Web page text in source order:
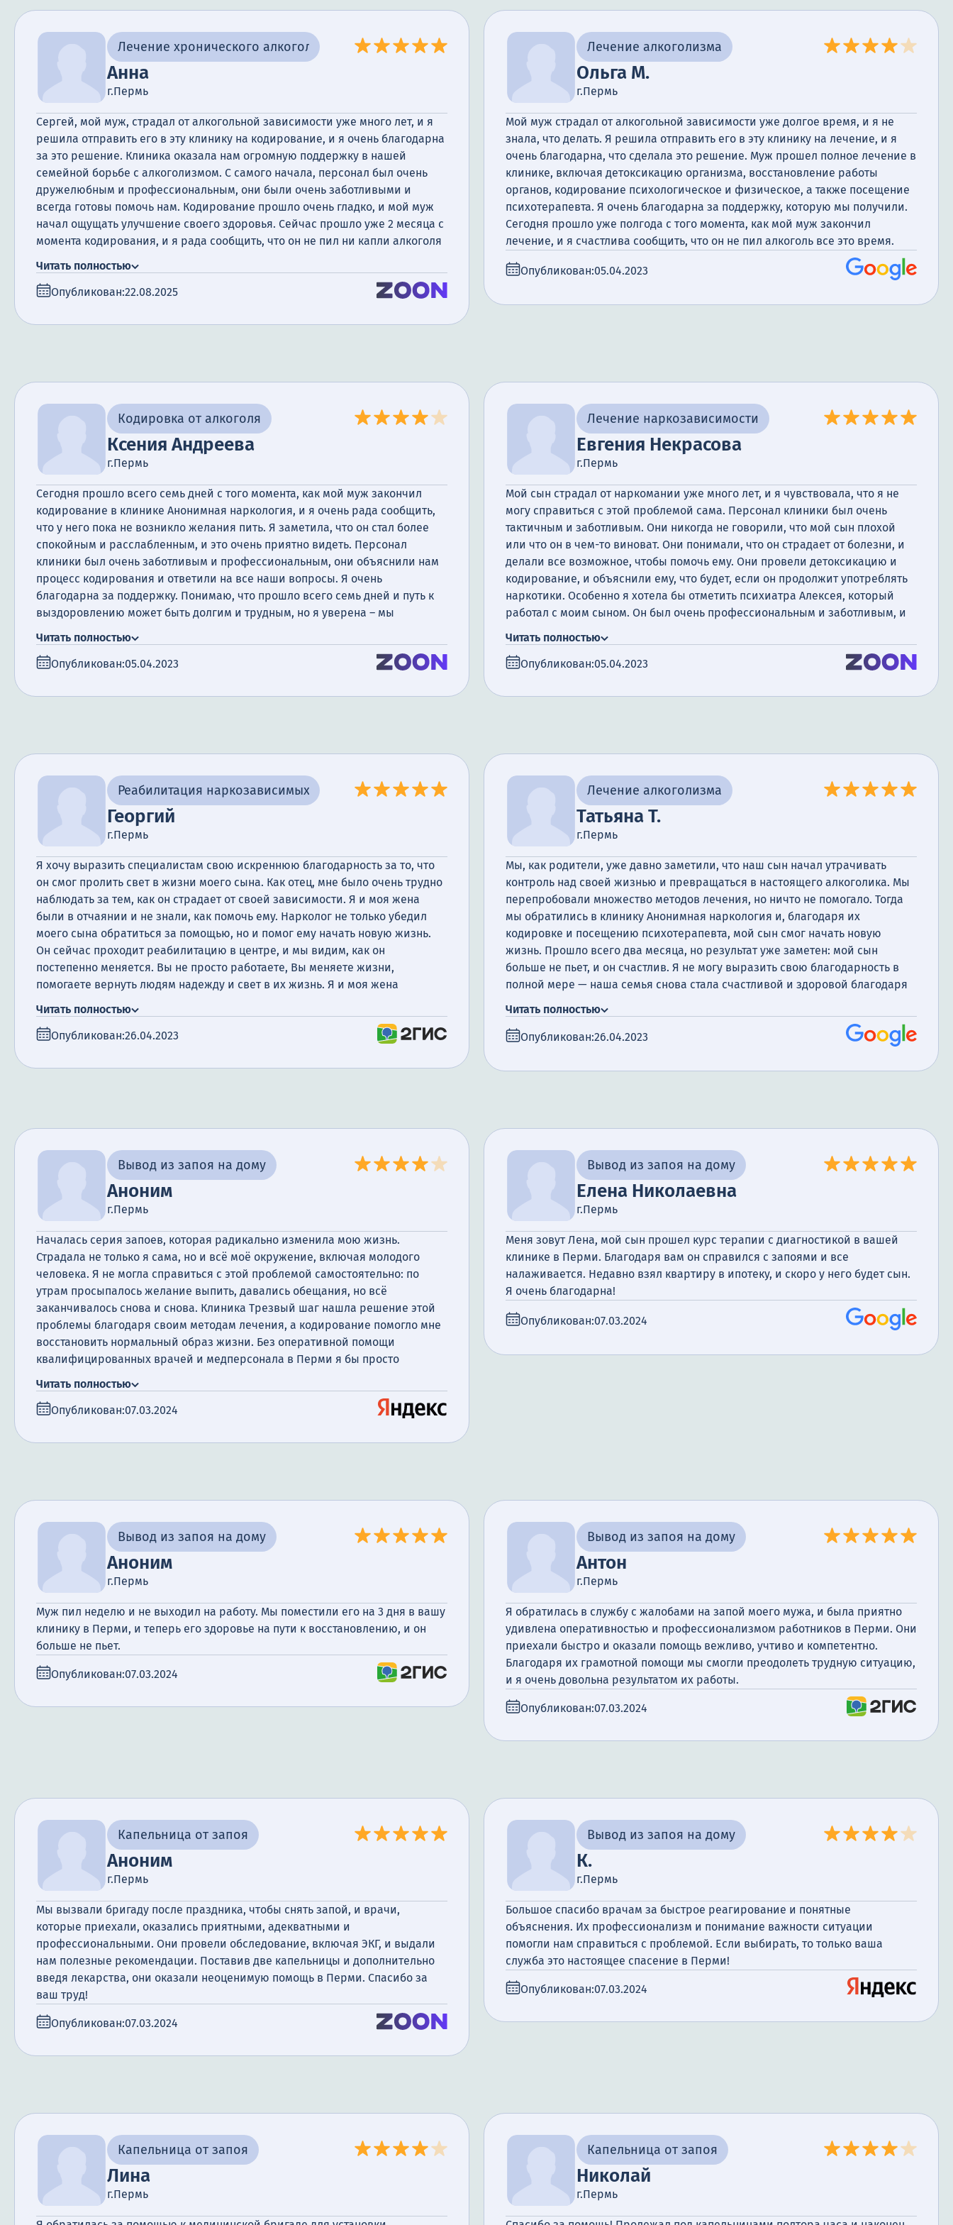
Лечение хронического алкоголизма
Анна
г.Пермь
Сергей, мой муж, страдал от алкогольной зависимости уже много лет, и я
решила отправить его в эту клинику на кодирование, и я очень благодарна
за это решение. Клиника оказала нам огромную поддержку в нашей
семейной борьбе с алкоголизмом. С самого начала, персонал был очень
дружелюбным и профессиональным, они были очень заботливыми и
всегда готовы помочь нам. Кодирование прошло очень гладко, и мой муж
начал ощущать улучшение своего здоровья. Сейчас прошло уже 2 месяца с
момента кодирования, и я рада сообщить, что он не пил ни капли алкоголя
только помогла моему мужу избавиться от зависимости, но и обеспечила
нам поддержку на всем пути к выздоровлению. Я очень благодарна всему
алкоголизма в своей жизни.
Читать полностью
Опубликован:22.08.2025
Лечение алкоголизма
Ольга М.
г.Пермь
Мой муж страдал от алкогольной зависимости уже долгое время, и я не
знала, что делать. Я решила отправить его в эту клинику на лечение, и я
очень благодарна, что сделала это решение. Муж прошел полное лечение в
клинике, включая детоксикацию организма, восстановление работы
органов, кодирование психологическое и физическое, а также посещение
психотерапевта. Я очень благодарна за поддержку, которую мы получили.
Сегодня прошло уже полгода с того момента, как мой муж закончил
лечение, и я счастлива сообщить, что он не пил алкоголь все это время.
Опубликован:05.04.2023
Кодировка от алкоголя
Ксения Андреева
г.Пермь
Сегодня прошло всего семь дней с того момента, как мой муж закончил
кодирование в клинике Анонимная наркология, и я очень рада сообщить,
что у него пока не возникло желания пить. Я заметила, что он стал более
спокойным и расслабленным, и это очень приятно видеть. Персонал
клиники был очень заботливым и профессиональным, они объяснили нам
процесс кодирования и ответили на все наши вопросы. Я очень
благодарна за поддержку. Понимаю, что прошло всего семь дней и путь к
выздоровлению может быть долгим и трудным, но я уверена – мы
Читать полностью
Опубликован:05.04.2023
Лечение наркозависимости
Евгения Некрасова
г.Пермь
Мой сын страдал от наркомании уже много лет, и я чувствовала, что я не
могу справиться с этой проблемой сама. Персонал клиники был очень
тактичным и заботливым. Они никогда не говорили, что мой сын плохой
или что он в чем-то виноват. Они понимали, что он страдает от болезни, и
делали все возможное, чтобы помочь ему. Они провели детоксикацию и
кодирование, и объяснили ему, что будет, если он продолжит употреблять
наркотики. Особенно я хотела бы отметить психиатра Алексея, который
работал с моим сыном. Он был очень профессиональным и заботливым, и
выздоровления, и я невероятно счастлива. Я вижу, что он решительный в
своем поведении и словах, и знаю, что это благодаря помощи и поддержке
Читать полностью
Опубликован:05.04.2023
Реабилитация наркозависимых
Георгий
г.Пермь
Я хочу выразить специалистам свою искреннюю благодарность за то, что
он смог пролить свет в жизни моего сына. Как отец, мне было очень трудно
наблюдать за тем, как он страдает от своей зависимости. Я и моя жена
были в отчаянии и не знали, как помочь ему. Нарколог не только убедил
моего сына обратиться за помощью, но и помог ему начать новую жизнь.
Он сейчас проходит реабилитацию в центре, и мы видим, как он
постепенно меняется. Вы не просто работаете, Вы меняете жизни,
помогаете вернуть людям надежду и свет в их жизнь. Я и моя жена
Читать полностью
Опубликован:26.04.2023
Лечение алкоголизма
Татьяна Т.
г.Пермь
Мы, как родители, уже давно заметили, что наш сын начал утрачивать
контроль над своей жизнью и превращаться в настоящего алкоголика. Мы
перепробовали множество методов лечения, но ничто не помогало. Тогда
мы обратились в клинику Анонимная наркология и, благодаря их
кодировке и посещению психотерапевта, мой сын смог начать новую
жизнь. Прошло всего два месяца, но результат уже заметен: мой сын
больше не пьет, и он счастлив. Я не могу выразить свою благодарность в
полной мере — наша семья снова стала счастливой и здоровой благодаря
Читать полностью
Опубликован:26.04.2023
Вывод из запоя на дому
Аноним
г.Пермь
Началась серия запоев, которая радикально изменила мою жизнь.
Страдала не только я сама, но и всё моё окружение, включая молодого
человека. Я не могла справиться с этой проблемой самостоятельно: по
утрам просыпалось желание выпить, давались обещания, но всё
заканчивалось снова и снова. Клиника Трезвый шаг нашла решение этой
проблемы благодаря своим методам лечения, а кодирование помогло мне
восстановить нормальный образ жизни. Без оперативной помощи
квалифицированных врачей и медперсонала в Перми я бы просто
Читать полностью
Опубликован:07.03.2024
Вывод из запоя на дому
Елена Николаевна
г.Пермь
Меня зовут Лена, мой сын прошел курс терапии с диагностикой в вашей
клинике в Перми. Благодаря вам он справился с запоями и все
налаживается. Недавно взял квартиру в ипотеку, и скоро у него будет сын.
Я очень благодарна!
Опубликован:07.03.2024
Вывод из запоя на дому
Аноним
г.Пермь
Муж пил неделю и не выходил на работу. Мы поместили его на 3 дня в вашу
клинику в Перми, и теперь его здоровье на пути к восстановлению, и он
больше не пьет.
Опубликован:07.03.2024
Вывод из запоя на дому
Антон
г.Пермь
Я обратилась в службу с жалобами на запой моего мужа, и была приятно
удивлена оперативностью и профессионализмом работников в Перми. Они
приехали быстро и оказали помощь вежливо, учтиво и компетентно.
Благодаря их грамотной помощи мы смогли преодолеть трудную ситуацию,
и я очень довольна результатом их работы.
Опубликован:07.03.2024
Капельница от запоя
Аноним
г.Пермь
Мы вызвали бригаду после праздника, чтобы снять запой, и врачи,
которые приехали, оказались приятными, адекватными и
профессиональными. Они провели обследование, включая ЭКГ, и выдали
нам полезные рекомендации. Поставив две капельницы и дополнительно
введя лекарства, они оказали неоценимую помощь в Перми. Спасибо за
ваш труд!
Опубликован:07.03.2024
Вывод из запоя на дому
К.
г.Пермь
Большое спасибо врачам за быстрое реагирование и понятные
объяснения. Их профессионализм и понимание важности ситуации
помогли нам справиться с проблемой. Если выбирать, то только ваша
служба это настоящее спасение в Перми!
Опубликован:07.03.2024
Капельница от запоя
Лина
г.Пермь
Капельница от запоя
Николай
г.Пермь